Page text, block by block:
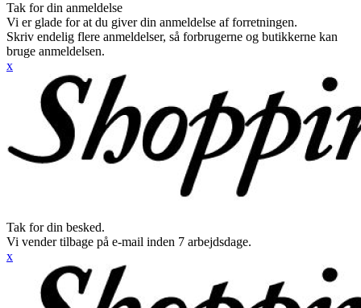
Tak for din anmeldelse
Vi er glade for at du giver din anmeldelse af forretningen.
Skriv endelig flere anmeldelser, så forbrugerne og butikkerne kan
bruge anmeldelsen.
x
Tak for din besked.
Vi vender tilbage på e-mail inden 7 arbejdsdage.
x